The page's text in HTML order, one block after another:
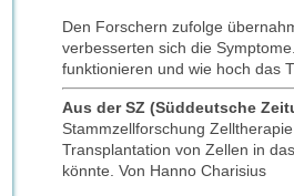
Den Forschern zufolge
verbesserten sich die
funktionieren und wie hoch das
Aus der SZ (Süddeutsche
Stammzellforschung
Transplantation von Zellen in
könnte. Von Hanno Charisius